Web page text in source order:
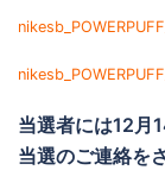
当選者には12月
当選のご連絡を